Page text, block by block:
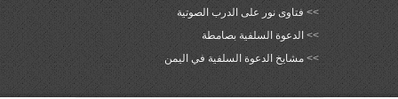
>> فتاوى نور على الدرب الصوتية
>> الدعوة السلفية بصامطة
>>مشايخ الدعوة السلفية في اليمن